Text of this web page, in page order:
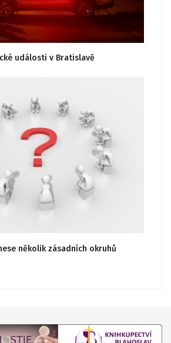
události v Bratislavě
několik zásadních okruhů